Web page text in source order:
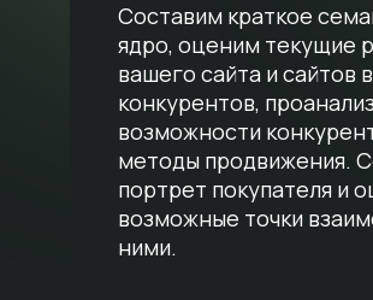
Составим краткое
ядро, оценим текущие
вашего сайта и сайтов
конкурентов,
возможности
методы продвижения.
портрет покупателя и
возможные точки
ними.